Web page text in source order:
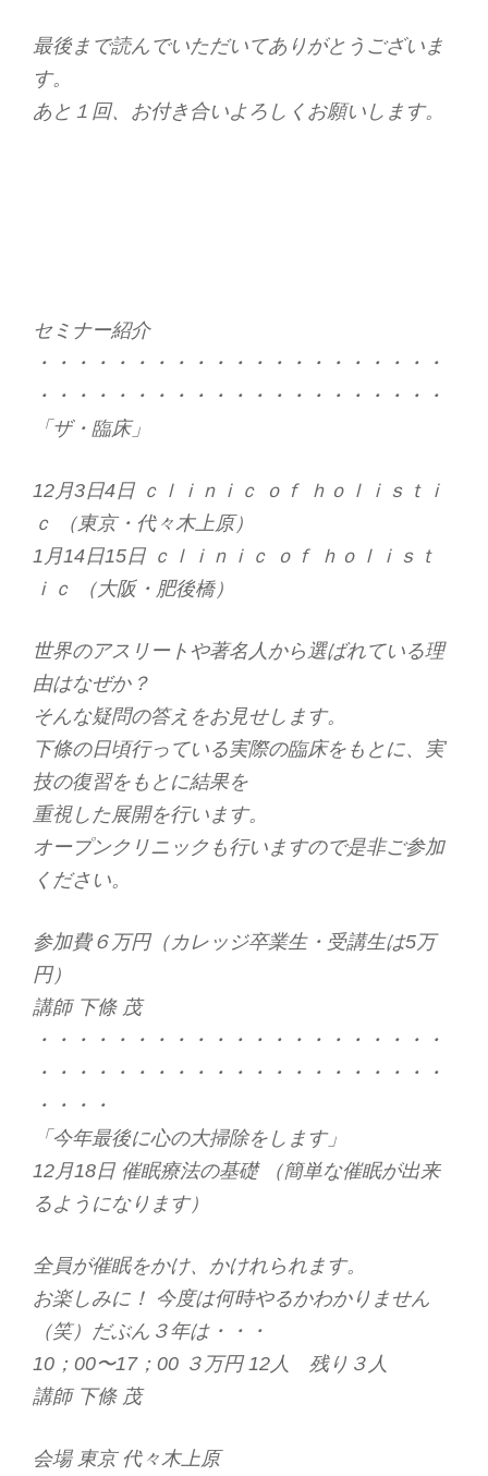
最後まで読んでいただいてありがとうございま
す。
あと１回、お付き合いよろしくお願いします。
セミナー紹介
・・・・・・・・・・・・・・・・・・・・・
・・・・・・・・・・・・・・・・・・・・・
「ザ・臨床」
12月3日4日 ｃｌｉｎｉｃ ｏｆ ｈｏｌｉｓｔｉ
ｃ （東京・代々木上原）
1月14日15日 ｃｌｉｎｉｃ ｏｆ ｈｏｌｉｓｔ
ｉｃ （大阪・肥後橋）
世界のアスリートや著名人から選ばれている理
由はなぜか？
そんな疑問の答えをお見せします。
下條の日頃行っている実際の臨床をもとに、実
技の復習をもとに結果を
重視した展開を行います。
オープンクリニックも行いますので是非ご参加
ください。
参加費６万円（カレッジ卒業生・受講生は5万
円）
講師 下條 茂
・・・・・・・・・・・・・・・・・・・・・
・・・・・・・・・・・・・・・・・・・・・
・・・・
「今年最後に心の大掃除をします」
12月18日 催眠療法の基礎 （簡単な催眠が出来
るようになります）
全員が催眠をかけ、かけれられます。
お楽しみに！ 今度は何時やるかわかりません
（笑）だぶん３年は・・・
10；00〜17；00 ３万円 12人 残り３人
講師 下條 茂
会場 東京 代々木上原